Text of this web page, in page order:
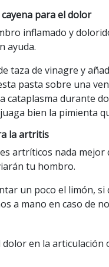
para el dolor
inflamado y
ayuda.
taza de vinagre y
pasta sobre una
cataplasma durante
bien la pimienta
la artritis
artríticos nada mejor
tu hombro.
un poco el limón,
a mano en caso de
dolor en la